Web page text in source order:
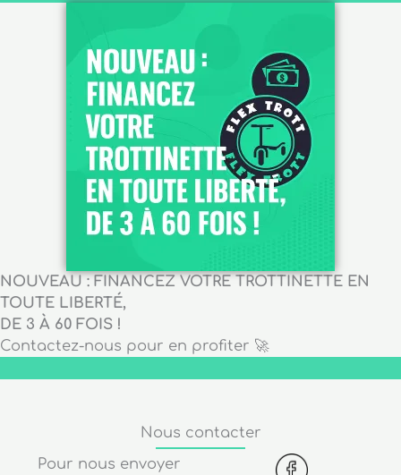
NOUVEAU : FINANCEZ VOTRE TROTTINETTE EN
TOUTE LIBERTÉ,
DE 3 À 60 FOIS !
Contactez-nous pour en profiter 🚀
Nous contacter
Pour nous envoyer